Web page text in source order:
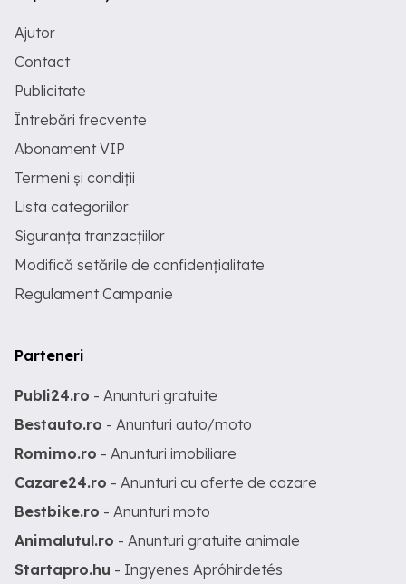
Ajutor
Contact
Publicitate
Întrebări frecvente
Abonament VIP
Termeni și condiții
Lista categoriilor
Siguranța tranzacțiilor
Modifică setările de confidențialitate
Regulament Campanie
Parteneri
Publi24.ro - Anunturi gratuite
Bestauto.ro - Anunturi auto/moto
Romimo.ro - Anunturi imobiliare
Cazare24.ro - Anunturi cu oferte de cazare
Bestbike.ro - Anunturi moto
Animalutul.ro - Anunturi gratuite animale
Startapro.hu - Ingyenes Apróhirdetés